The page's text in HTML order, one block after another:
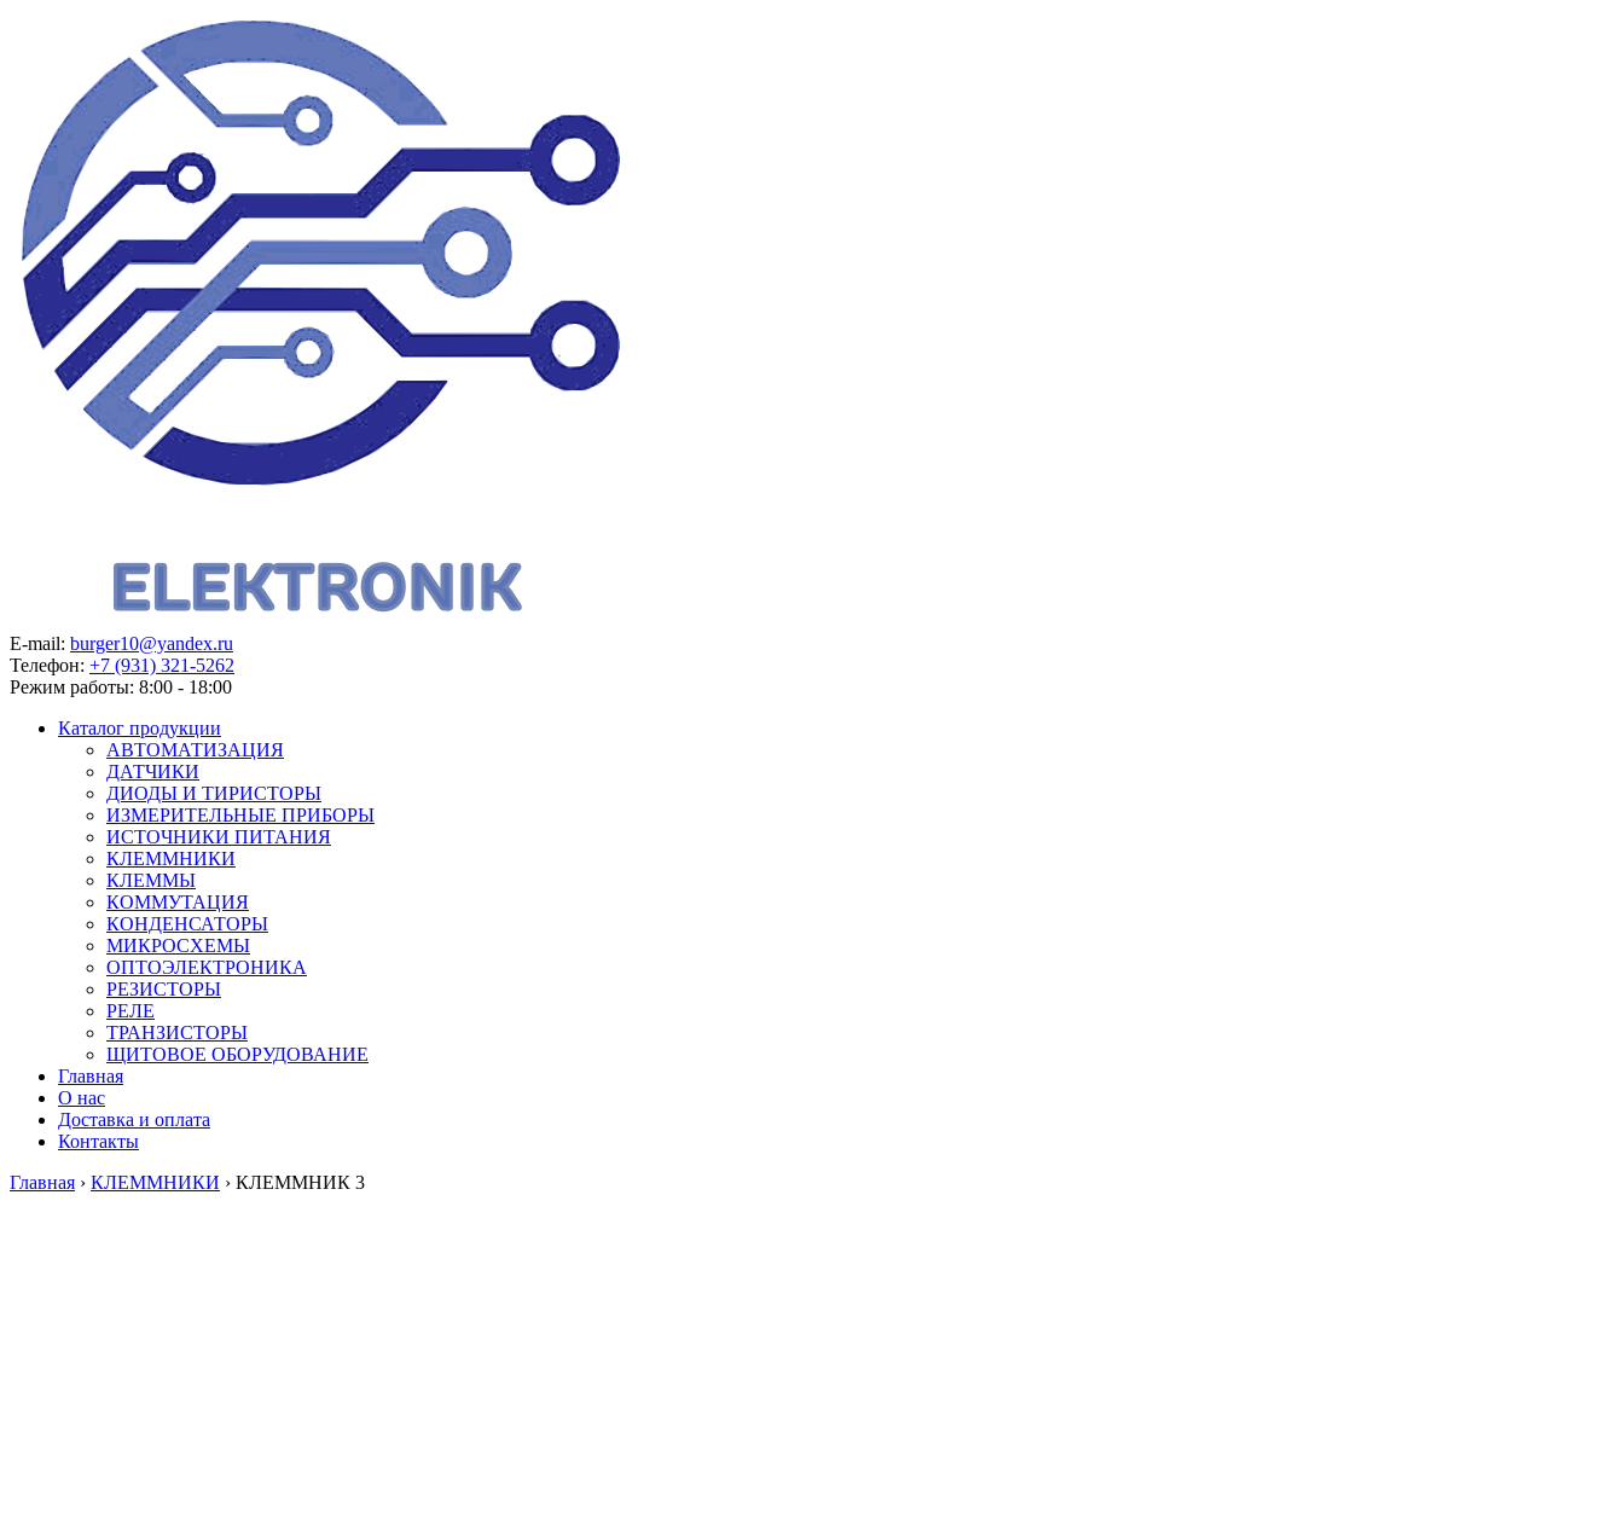
E-mail: burger10@yandex.ru
Телефон: +7 (931) 321-5262
Режим работы: 8:00 - 18:00
Каталог продукции
АВТОМАТИЗАЦИЯ
ДАТЧИКИ
ДИОДЫ И ТИРИСТОРЫ
ИЗМЕРИТЕЛЬНЫЕ ПРИБОРЫ
ИСТОЧНИКИ ПИТАНИЯ
КЛЕММНИКИ
КЛЕММЫ
КОММУТАЦИЯ
КОНДЕНСАТОРЫ
МИКРОСХЕМЫ
ОПТОЭЛЕКТРОНИКА
РЕЗИСТОРЫ
РЕЛЕ
ТРАНЗИСТОРЫ
ЩИТОВОЕ ОБОРУДОВАНИЕ
Главная
О нас
Доставка и оплата
Контакты
Главная › КЛЕММНИКИ › КЛЕММНИК 3